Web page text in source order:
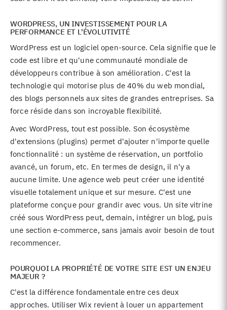
WORDPRESS, UN INVESTISSEMENT POUR LA
PERFORMANCE ET L'ÉVOLUTIVITÉ
WordPress est un logiciel open-source. Cela signifie que le
code est libre et qu'une communauté mondiale de
développeurs contribue à son amélioration. C'est la
technologie qui motorise plus de 40% du web mondial,
des blogs personnels aux sites de grandes entreprises. Sa
force réside dans son incroyable flexibilité.
Avec WordPress, tout est possible. Son écosystème
d'extensions (plugins) permet d'ajouter n'importe quelle
fonctionnalité : un système de réservation, un portfolio
avancé, un forum, etc. En termes de design, il n'y a
aucune limite. Une agence web peut créer une identité
visuelle totalement unique et sur mesure. C'est une
plateforme conçue pour grandir avec vous. Un site vitrine
créé sous WordPress peut, demain, intégrer un blog, puis
une section e-commerce, sans jamais avoir besoin de tout
recommencer.
POURQUOI LA PROPRIÉTÉ DE VOTRE SITE EST UN ENJEU
MAJEUR ?
C'est la différence fondamentale entre ces deux
approches. Utiliser Wix revient à louer un appartement